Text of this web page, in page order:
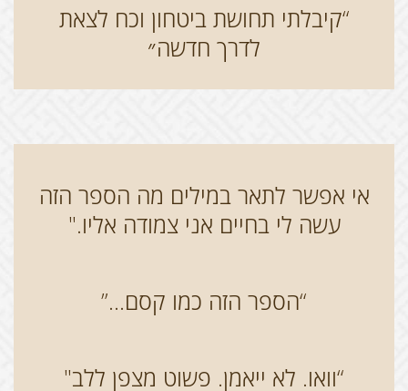
“קיבלתי תחושת ביטחון וכח לצאת
לדרך חדשה״
אי אפשר לתאר במילים מה הספר הזה
עשה לי בחיים אני צמודה אליו."
“הספר הזה כמו קסם...”
“וואו. לא ייאמן. פשוט מצפן ללב"